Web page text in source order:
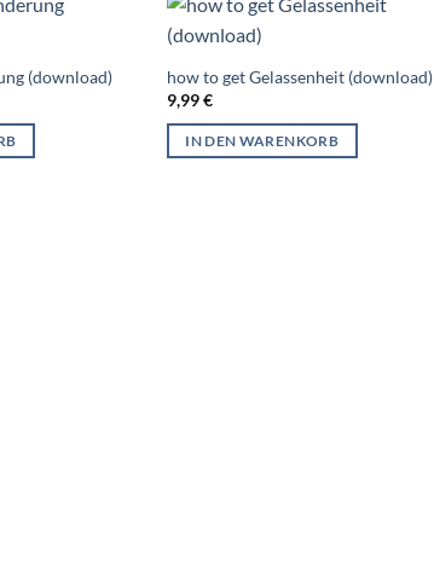
(download)
how to get Gelassenheit (download)
9,99€
IN DEN WARENKORB